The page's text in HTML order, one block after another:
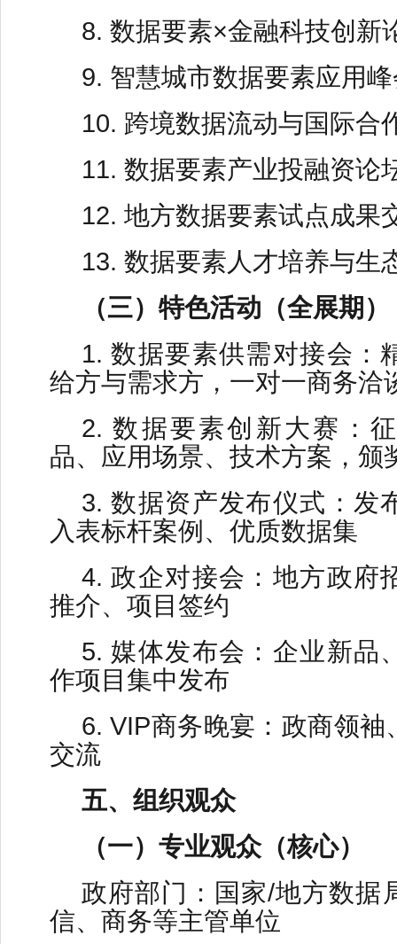
8. 数据要素×金融科技创新
9. 智慧城市数据要素应用
10. 跨境数据流动与国际合
11. 数据要素产业投融资论
12. 地方数据要素试点成果
13. 数据要素人才培养与生
（三）特色活动（全展期）
1. 数据要素供需对接会：
给方与需求方，一对一商务洽
2. 数据要素创新大赛：
品、应用场景、技术方案，颁
3. 数据资产发布仪式：发
入表标杆案例、优质数据集
4. 政企对接会：地方政府
推介、项目签约
5. 媒体发布会：企业新品
作项目集中发布
6. VIP商务晚宴：政商领袖
交流
五、组织观众
（一）专业观众（核心）
政府部门：国家/地方数据
信、商务等主管单位